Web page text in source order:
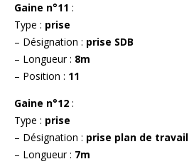
Gaine n°11 :
Type : prise
– Désignation : prise SDB
– Longueur : 8m
– Position : 11
Gaine n°12 :
Type : prise
– Désignation : prise plan de travail
– Longueur : 7m